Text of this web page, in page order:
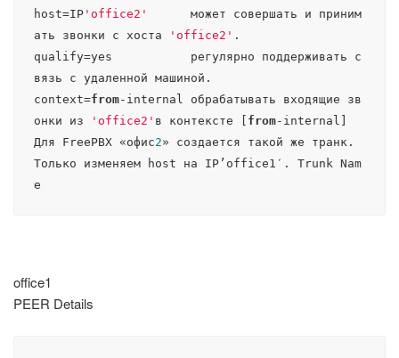
host=IP'office2'
      может совершать и приним
ать звонки с хоста
'office2' .
qualify=yes           регулярно поддерживать с
вязь с удаленной машиной.
context=from-internal обрабатывать входящие зв
онки из
'office2' в контексте [ from-internal]
Для FreePBX «офис2» создается такой же транк.
Только изменяем host на IP’office1′. Trunk Nam
e
office1
PEER Details